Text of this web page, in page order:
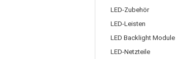
LED-Zubehör
LED-Leisten
LED Backlight Module
LED-Netzteile